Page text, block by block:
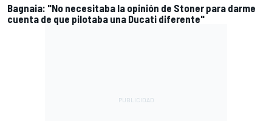
Bagnaia: "No necesitaba la opinión de Stoner para darme
cuenta de que pilotaba una Ducati diferente"